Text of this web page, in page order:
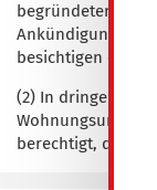
begründeten
Ankündigung bei
besichtigen oder
(2) In dringenden
berechtigt, die